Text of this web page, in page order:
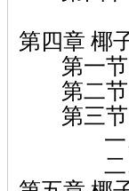
第四章 椰
第一节
第二节
第三节
一、
二、产